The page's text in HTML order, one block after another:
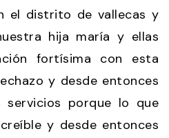
el distrito de vallecas y
hija maría y ellas
fortísima con esta
y desde entonces
porque lo que
y desde entonces